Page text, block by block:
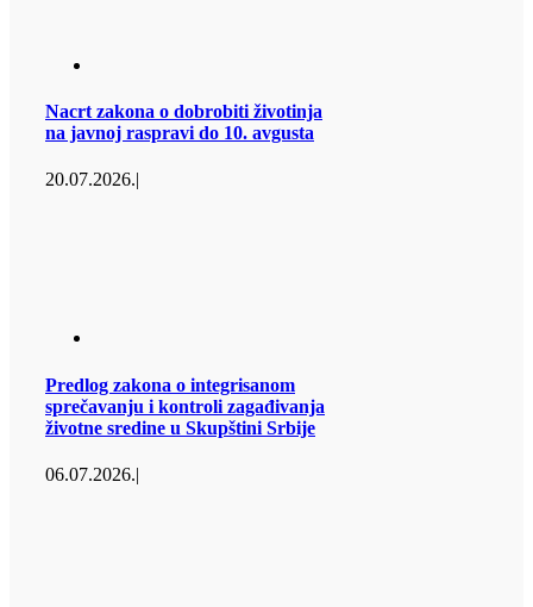
Nacrt zakona o dobrobiti životinja
na javnoj raspravi do 10. avgusta
20.07.2026.|
Predlog zakona o integrisanom
sprečavanju i kontroli zagađivanja
životne sredine u Skupštini Srbije
06.07.2026.|